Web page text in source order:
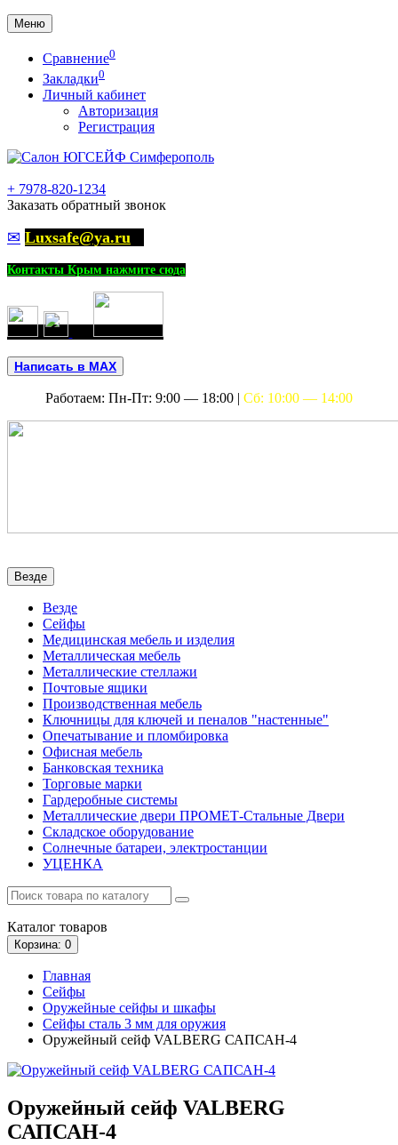
Меню
Сравнение0
Закладки0
Личный кабинет
Авторизация
Регистрация
+ 7978-820-1234
Заказать обратный звонок
✉ Luxsafe@ya.ru
Контакты Крым нажмите сюда
Написать в MAX
Работаем: Пн-Пт: 9:00 — 18:00 | Сб: 10:00 — 14:00
Везде
Везде
Сейфы
Медицинская мебель и изделия
Металлическая мебель
Металлические стеллажи
Почтовые ящики
Производственная мебель
Ключницы для ключей и пеналов "настенные"
Опечатывание и пломбировка
Офисная мебель
Банковская техника
Торговые марки
Гардеробные системы
Металлические двери ПРОМЕТ-Стальные Двери
Складское оборудование
Солнечные батареи, электростанции
УЦЕНКА
Каталог товаров
Корзина: 0
Главная
Сейфы
Оружейные сейфы и шкафы
Сейфы сталь 3 мм для оружия
Оружейный сейф VALBERG САПСАН-4
Оружейный сейф VALBERG
САПСАН-4